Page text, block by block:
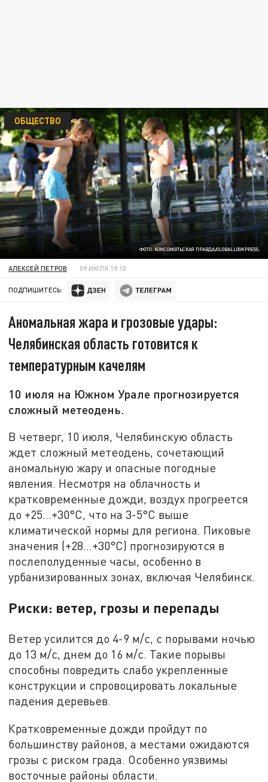
ФОТО: КОМСОМОЛЬСКАЯ ПРАВДА/GLOBALLOOKPRESS.
ОБЩЕСТВО
АЛЕКСЕЙ ПЕТРОВ 09 ИЮЛЯ 19:10
ПОДПИШИТЕСЬ:
Аномальная жара и грозовые удары:
Челябинская область готовится к
температурным качелям
10 июля на Южном Урале прогнозируется
сложный метеодень.
В четверг, 10 июля, Челябинскую область
ждет сложный метеодень, сочетающий
аномальную жару и опасные погодные
явления. Несмотря на облачность и
кратковременные дожди, воздух прогреется
до +25...+30°C, что на 3-5°C выше
климатической нормы для региона. Пиковые
значения (+28...+30°C) прогнозируются в
послеполуденные часы, особенно в
урбанизированных зонах, включая Челябинск.
Риски: ветер, грозы и перепады
Ветер усилится до 4-9 м/с, с порывами ночью
до 13 м/с, днем до 16 м/с. Такие порывы
способны повредить слабо укрепленные
конструкции и спровоцировать локальные
падения деревьев.
Кратковременные дожди пройдут по
большинству районов, а местами ожидаются
грозы с риском града. Особенно уязвимы
восточные районы области.